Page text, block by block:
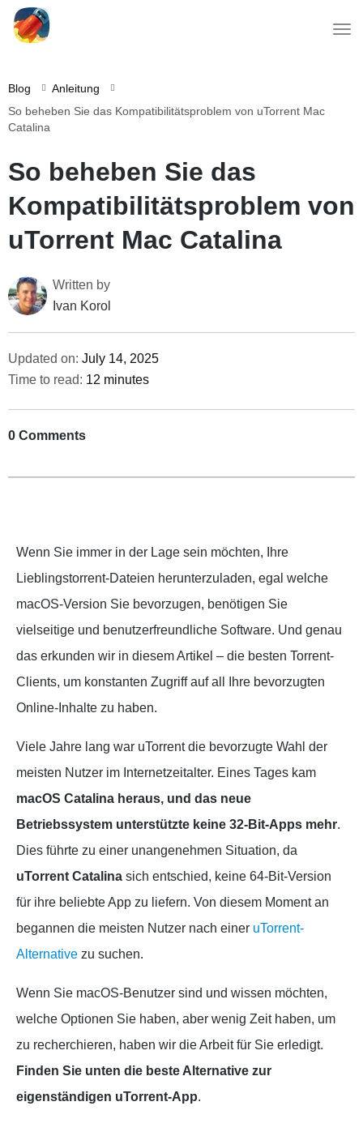
Blog
Anleitung
So beheben Sie das Kompatibilitätsproblem von uTorrent Mac
Catalina
So beheben Sie das
Kompatibilitätsproblem von
uTorrent Mac Catalina
Written by
Ivan Korol
Updated on: July 14, 2025
Time to read: 12 minutes
0 Comments
Wenn Sie immer in der Lage sein möchten, Ihre
Lieblingstorrent-Dateien herunterzuladen, egal welche
macOS-Version Sie bevorzugen, benötigen Sie
vielseitige und benutzerfreundliche Software. Und genau
das erkunden wir in diesem Artikel – die besten Torrent-
Clients, um konstanten Zugriff auf all Ihre bevorzugten
Online-Inhalte zu haben.
Viele Jahre lang war uTorrent die bevorzugte Wahl der
meisten Nutzer im Internetzeitalter. Eines Tages kam
macOS Catalina heraus, und das neue
Betriebssystem unterstützte keine 32-Bit-Apps mehr.
Dies führte zu einer unangenehmen Situation, da
uTorrent Catalina sich entschied, keine 64-Bit-Version
für ihre beliebte App zu liefern. Von diesem Moment an
begannen die meisten Nutzer nach einer uTorrent-
Alternative zu suchen.
Wenn Sie macOS-Benutzer sind und wissen möchten,
welche Optionen Sie haben, aber wenig Zeit haben, um
zu recherchieren, haben wir die Arbeit für Sie erledigt.
Finden Sie unten die beste Alternative zur
eigenständigen uTorrent-App.